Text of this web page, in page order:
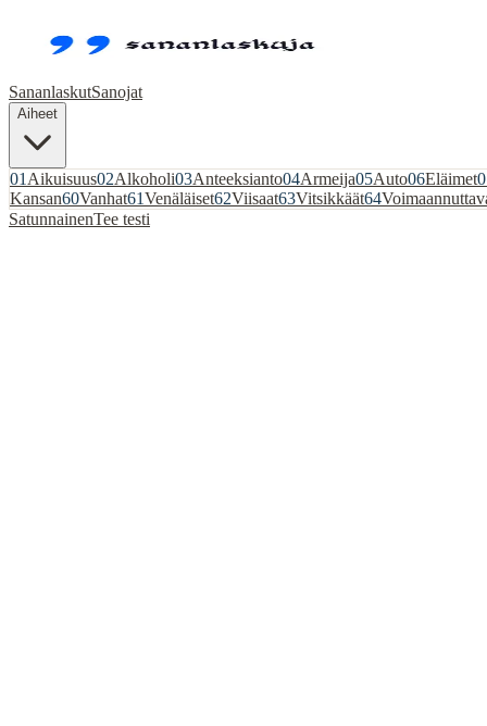
SananlaskutSanojat
Aiheet
01 Aikuisuus02Alkoholi03Anteeksianto04Armeija05Auto06Eläimet
Kansan60Vanhat61Venäläiset62Viisaat63Vitsikkäät64
SatunnainenTee testi